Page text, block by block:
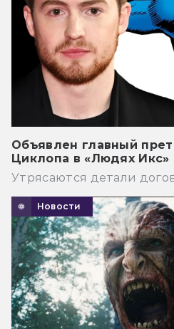
Объявлен главный
Циклопа в «Людях Икс»
Утрясаются детали
Новости